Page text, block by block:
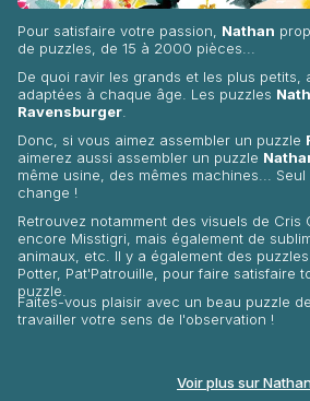
Pour satisfaire votre passion, Nathan
de puzzles, de 15 à 2000 pièces...
De quoi ravir les grands et les plus petits,
adaptées à chaque âge. Les puzzles
Ravensburger.
Donc, si vous aimez assembler un puzzle
aimerez aussi assembler un puzzle
même usine, des mêmes machines...
change !
Retrouvez notamment des visuels de Cris
encore Misstigri, mais également de
animaux, etc. Il y a également des puzzles
Potter, Pat'Patrouille, pour faire satisfaire
puzzle.
Faites-vous plaisir avec un beau puzzle
travailler votre sens de l'observation !
Voir plus sur Nathan